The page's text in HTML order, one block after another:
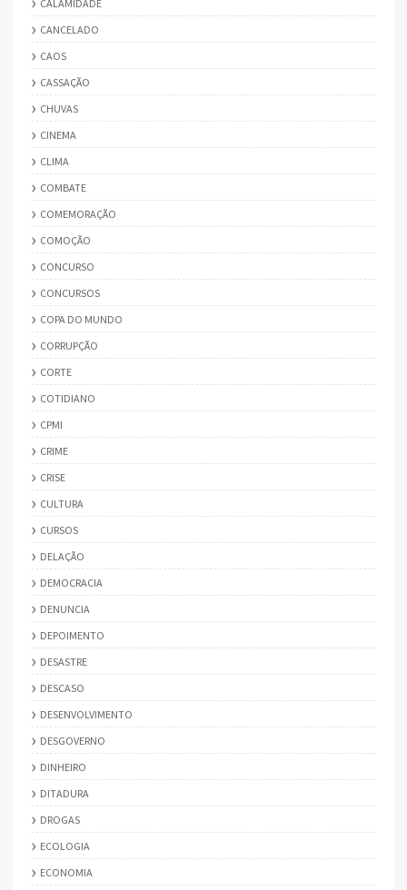
CALAMIDADE
CANCELADO
CAOS
CASSAÇÃO
CHUVAS
CINEMA
CLIMA
COMBATE
COMEMORAÇÃO
COMOÇÃO
CONCURSO
CONCURSOS
COPA DO MUNDO
CORRUPÇÃO
CORTE
COTIDIANO
CPMI
CRIME
CRISE
CULTURA
CURSOS
DELAÇÃO
DEMOCRACIA
DENUNCIA
DEPOIMENTO
DESASTRE
DESCASO
DESENVOLVIMENTO
DESGOVERNO
DINHEIRO
DITADURA
DROGAS
ECOLOGIA
ECONOMIA